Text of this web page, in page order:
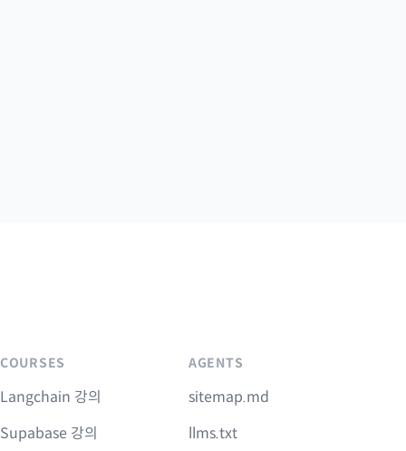
COURSES
Langchain 강의
Supabase 강의
AGENTS
sitemap.md
llms.txt